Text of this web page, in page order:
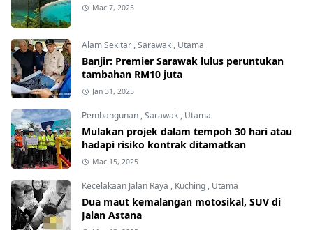
Mac 7, 2025
Alam Sekitar ,Sarawak , Utama
Banjir: Premier Sarawak lulus peruntukan
tambahan RM10 juta
Jan 31, 2025
Pembangunan ,Sarawak , Utama
Mulakan projek dalam tempoh 30 hari atau
hadapi risiko kontrak ditamatkan
Mac 15, 2025
Kecelakaan Jalan Raya , Kuching , Utama
Dua maut kemalangan motosikal, SUV di
Jalan Astana